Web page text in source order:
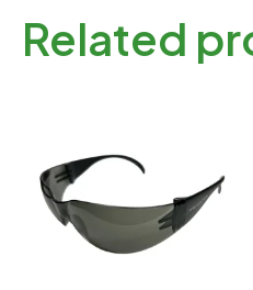
Related